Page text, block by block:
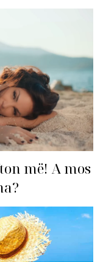
më! A mos